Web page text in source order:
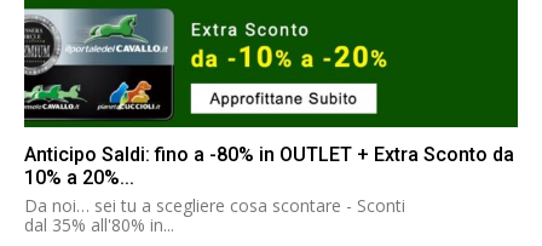
Anticipo Saldi: fino a -80% in OUTLET + Extra Sconto da
10% a 20%...
Da noi… sei tu a scegliere cosa scontare - Sconti
dal 35% all'80% in...